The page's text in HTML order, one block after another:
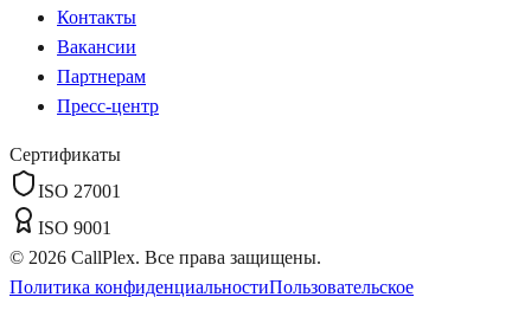
Контакты
Вакансии
Партнерам
Пресс-центр
Сертификаты
ISO 27001
ISO 9001
© 2026 CallPlex. Все права защищены.
Политика конфиденциальностиПользовательское